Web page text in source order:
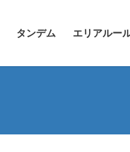
タンデム エリアルー